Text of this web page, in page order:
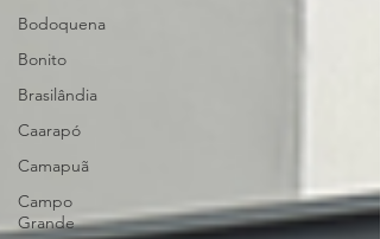
Bodoquena
Bonito
Brasilândia
Caarapó
Camapuã
Campo
Grande